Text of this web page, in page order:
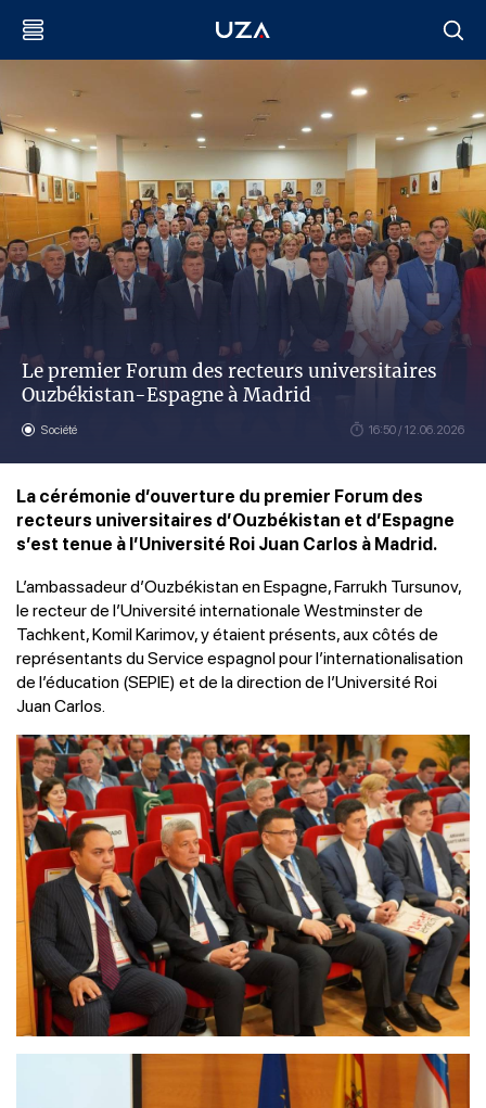
Le premier Forum des recteurs universitaires
Ouzbékistan-Espagne à Madrid
Société 16:50 / 12.06.2026
La cérémonie d’ouverture du premier Forum des
recteurs universitaires d’Ouzbékistan et d’Espagne
s’est tenue à l’Université Roi Juan Carlos à Madrid.
L’ambassadeur d’Ouzbékistan en Espagne, Farrukh Tursunov,
le recteur de l’Université internationale Westminster de
Tachkent, Komil Karimov, y étaient présents, aux côtés de
représentants du Service espagnol pour l’internationalisation
de l’éducation (SEPIE) et de la direction de l’Université Roi
Juan Carlos.